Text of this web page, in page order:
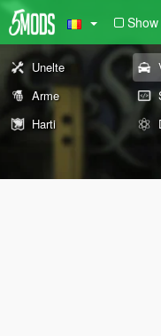
Unelte
Arme
Harti